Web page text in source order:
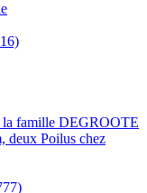
la famille DEGROOTE
deux Poilus chez